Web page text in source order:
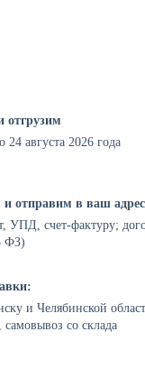
отгрузим
24 августа 2026 года
и отправим в ваш
УПД, счет-фактуру;
ФЗ)
и Челябинской
со склада